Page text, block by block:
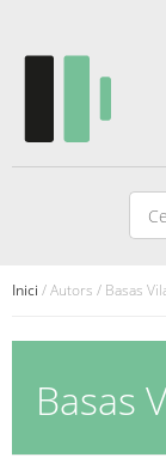
Inici / Autors / Basas
Basas